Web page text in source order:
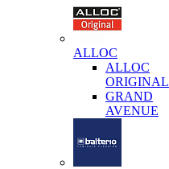
ALLOC
ALLOC
ORIGINAL
GRAND
AVENUE